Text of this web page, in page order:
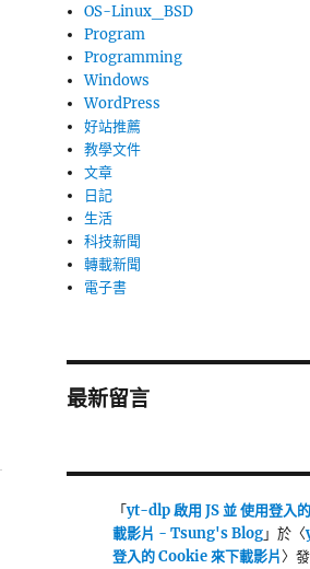
OS-Linux_BSD
Program
Programming
Windows
WordPress
好站推薦
教學文件
文章
日記
生活
科技新聞
轉載新聞
電子書
最新留言
「yt-dlp 啟用 JS 並 使用登入
載影片 - Tsung's Blog」於〈
登入的 Cookie 來下載影片〉